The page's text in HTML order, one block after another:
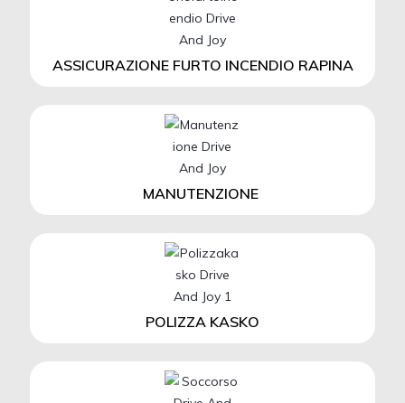
ASSICURAZIONE FURTO INCENDIO RAPINA
MANUTENZIONE
POLIZZA KASKO